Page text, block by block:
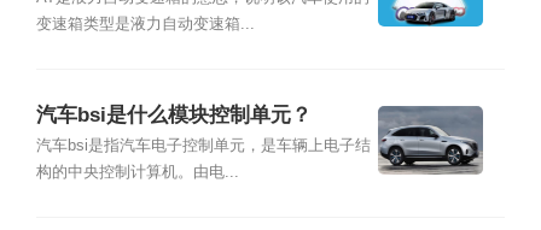
变速箱类型是液力自动变速箱...
汽车bsi是什么模块控制单元？
汽车bsi是指汽车电子控制单元，是车辆上电子结
构的中央控制计算机。由电...